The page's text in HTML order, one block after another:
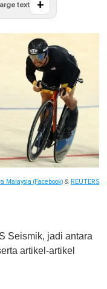
text +
Malaysia (Facebook) & REUTERS
Seismik, jadi antara
artikel-artikel